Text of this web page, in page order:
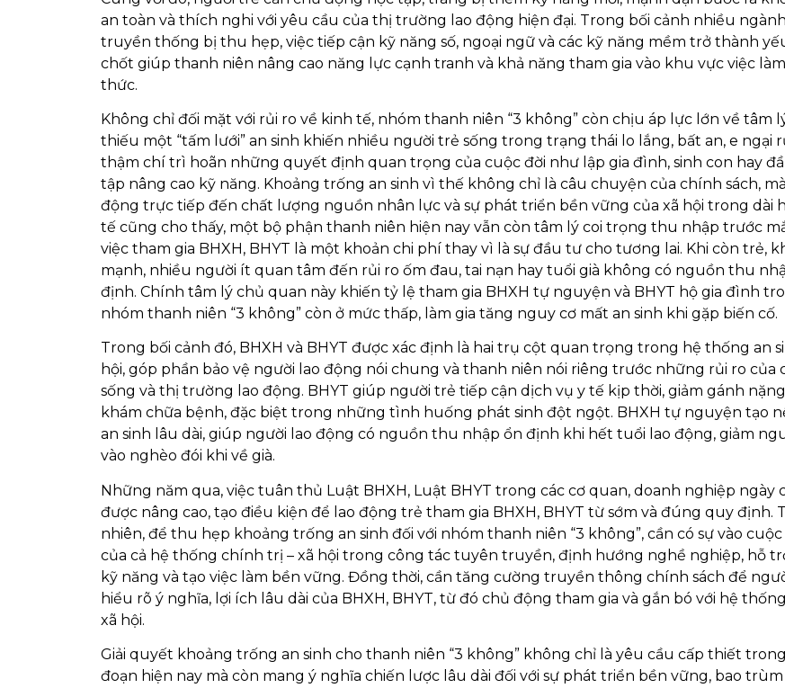
an toàn và thích nghi với yêu cầu của thị trường lao động hiện đại. Trong bối cảnh nhiều
truyền thống bị thu hẹp, việc tiếp cận kỹ năng số, ngoại ngữ và các kỹ năng mềm trở thành
chốt giúp thanh niên nâng cao năng lực cạnh tranh và khả năng tham gia vào khu vực việc
thức.
Không chỉ đối mặt với rủi ro về kinh tế, nhóm thanh niên “3 không” còn chịu áp lực lớn về tâm
thiếu một “tấm lưới” an sinh khiến nhiều người trẻ sống trong trạng thái lo lắng, bất an, e ngại
thậm chí trì hoãn những quyết định quan trọng của cuộc đời như lập gia đình, sinh con hay
tập nâng cao kỹ năng. Khoảng trống an sinh vì thế không chỉ là câu chuyện của chính sách,
động trực tiếp đến chất lượng nguồn nhân lực và sự phát triển bền vững của xã hội trong dài
tế cũng cho thấy, một bộ phận thanh niên hiện nay vẫn còn tâm lý coi trọng thu nhập trước
việc tham gia BHXH, BHYT là một khoản chi phí thay vì là sự đầu tư cho tương lai. Khi còn trẻ,
mạnh, nhiều người ít quan tâm đến rủi ro ốm đau, tai nạn hay tuổi già không có nguồn thu
định. Chính tâm lý chủ quan này khiến tỷ lệ tham gia BHXH tự nguyện và BHYT hộ gia đình
nhóm thanh niên “3 không” còn ở mức thấp, làm gia tăng nguy cơ mất an sinh khi gặp biến cố.
Trong bối cảnh đó, BHXH và BHYT được xác định là hai trụ cột quan trọng trong hệ thống an
hội, góp phần bảo vệ người lao động nói chung và thanh niên nói riêng trước những rủi ro của
sống và thị trường lao động. BHYT giúp người trẻ tiếp cận dịch vụ y tế kịp thời, giảm gánh
khám chữa bệnh, đặc biệt trong những tình huống phát sinh đột ngột. BHXH tự nguyện tạo
an sinh lâu dài, giúp người lao động có nguồn thu nhập ổn định khi hết tuổi lao động, giảm
vào nghèo đói khi về già.
Những năm qua, việc tuân thủ Luật BHXH, Luật BHYT trong các cơ quan, doanh nghiệp ngày
được nâng cao, tạo điều kiện để lao động trẻ tham gia BHXH, BHYT từ sớm và đúng quy định.
nhiên, để thu hẹp khoảng trống an sinh đối với nhóm thanh niên “3 không”, cần có sự vào
của cả hệ thống chính trị – xã hội trong công tác tuyên truyền, định hướng nghề nghiệp, hỗ
kỹ năng và tạo việc làm bền vững. Đồng thời, cần tăng cường truyền thông chính sách để
hiểu rõ ý nghĩa, lợi ích lâu dài của BHXH, BHYT, từ đó chủ động tham gia và gắn bó với hệ
xã hội.
Giải quyết khoảng trống an sinh cho thanh niên “3 không” không chỉ là yêu cầu cấp thiết
đoạn hiện nay mà còn mang ý nghĩa chiến lược lâu dài đối với sự phát triển bền vững, bao trùm